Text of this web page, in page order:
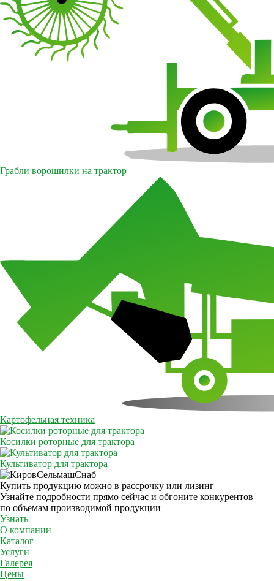
Грабли ворошилки на трактор
Картофельная техника
Косилки роторные для трактора
Культиватор для трактора
Купить продукцию можно в рассрочку или лизинг
Узнайте подробности прямо сейчас и обгоните конкурентов
по объемам производимой продукции
Узнать
О компании
Каталог
Услуги
Галерея
Цены